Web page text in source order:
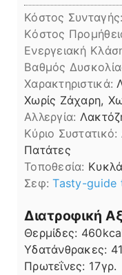
Κόστος Συνταγής:
Kόστος
Ενεργειακή
Βαθμός
Χαρακτηριστικά:
Χωρίς Ζάχαρη,
Αλλεργία:
Kύριο Συστατικό:
Πατάτες
Τοποθεσία:
Σεφ:Tasty-guide
Διατροφική
Θερμίδες: 460
Υδατάνθρακες:
Πρωτεΐνες: 17γρ.